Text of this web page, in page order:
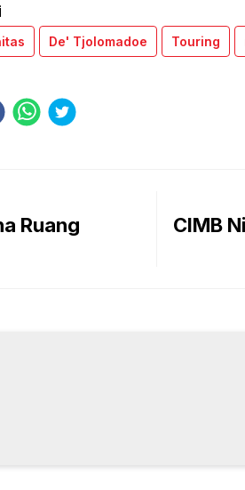
De' Tjolomadoe Touring
Ruang
CIMB